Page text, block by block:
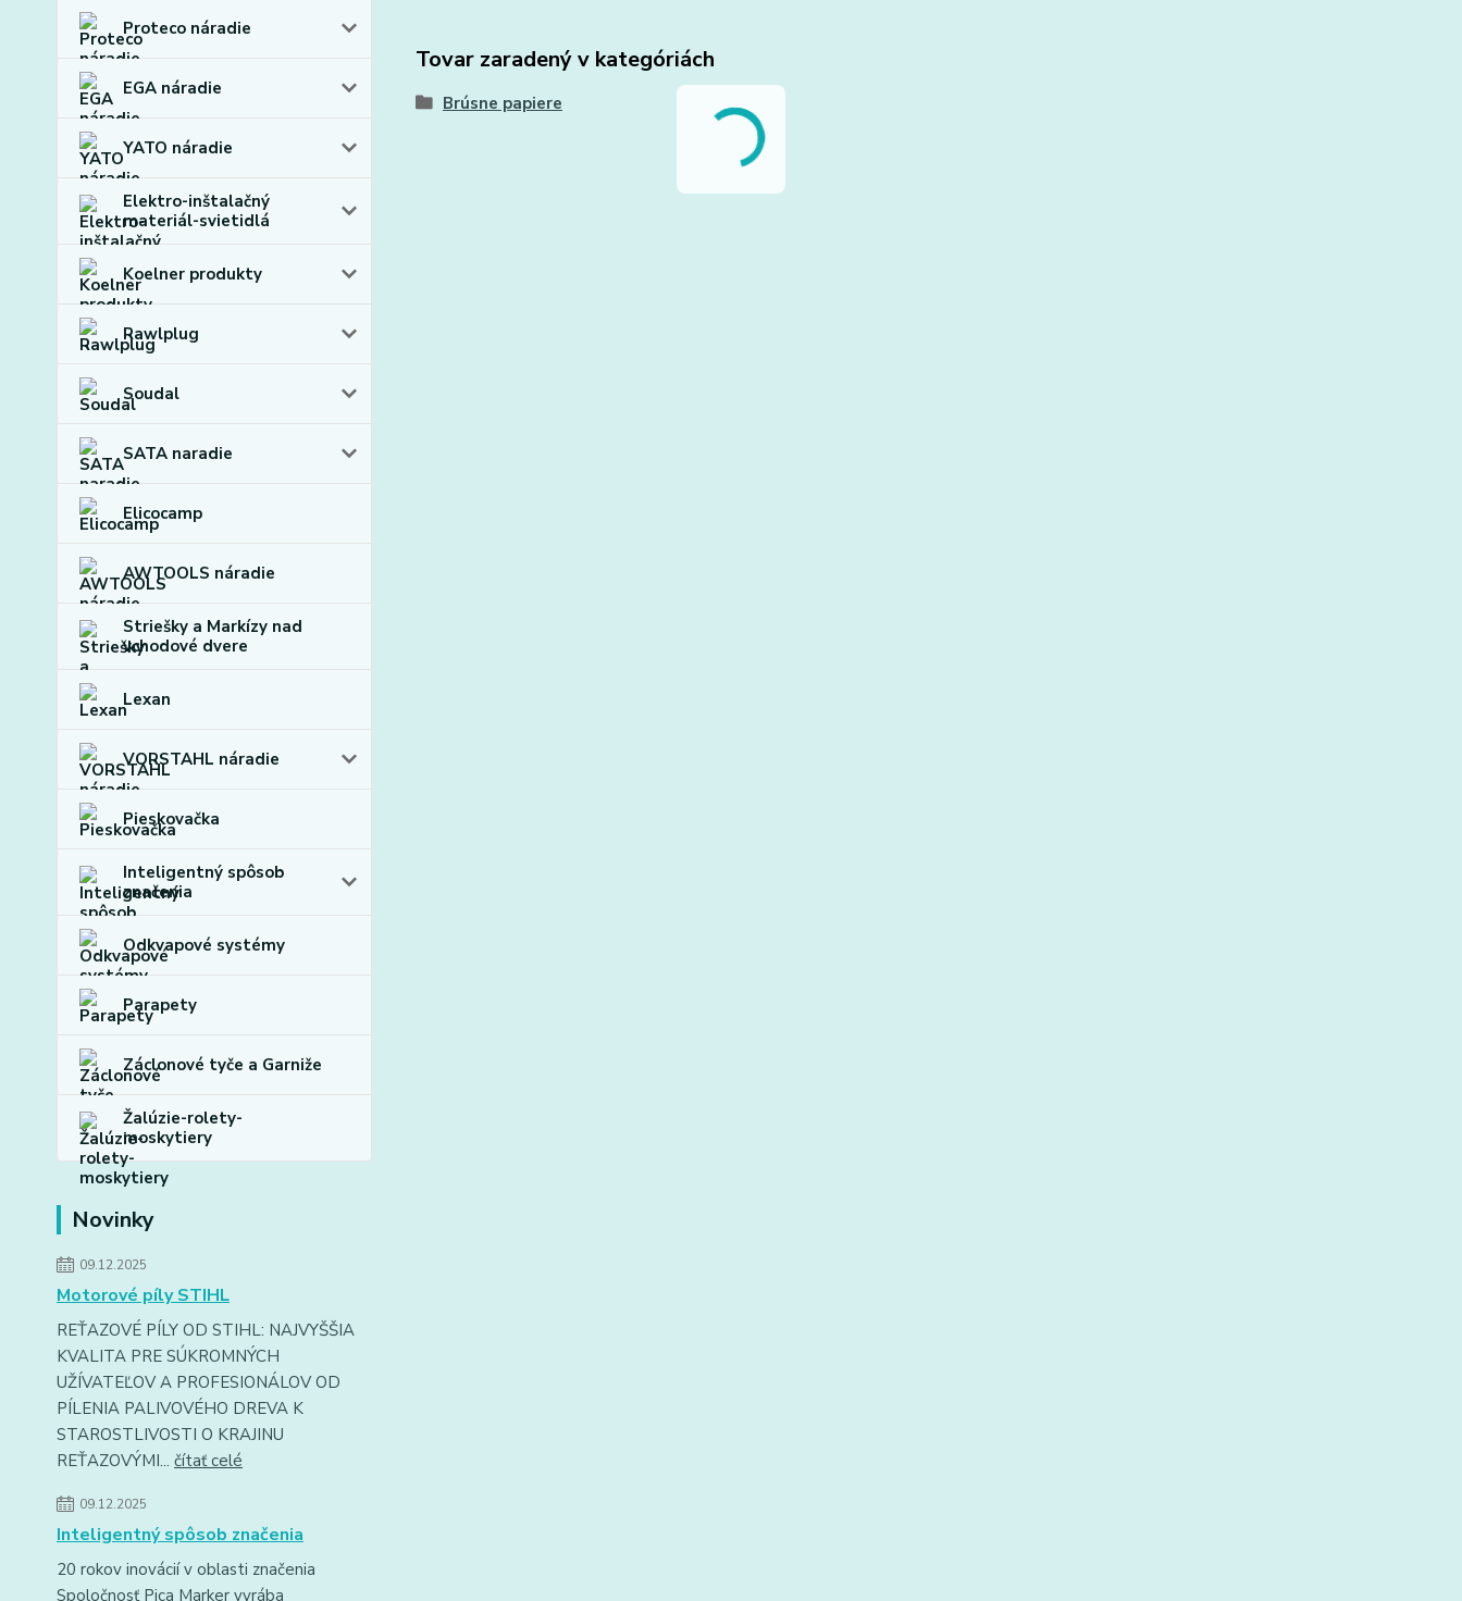
Proteco náradie
EGA náradie
YATO náradie
Elektro-inštalačný
materiál-svietidlá
Koelner produkty
Rawlplug
Soudal
SATA naradie
Elicocamp
AWTOOLS náradie
Striešky a Markízy nad
vchodové dvere
Lexan
VORSTAHL náradie
Pieskovačka
Inteligentný spôsob
značenia
Odkvapové systémy
Parapety
Záclonové tyče a Garniže
Žalúzie-rolety-
moskytiery
Novinky
09.12.2025
Motorové píly STIHL
REŤAZOVÉ PÍLY OD STIHL: NAJVYŠŠIA
KVALITA PRE SÚKROMNÝCH
UŽÍVATEĽOV A PROFESIONÁLOV OD
PÍLENIA PALIVOVÉHO DREVA K
STAROSTLIVOSTI O KRAJINU
REŤAZOVÝMI... čítať celé
09.12.2025
Inteligentný spôsob značenia
20 rokov inovácií v oblasti značenia
Spoločnosť Pica Marker vyrába
Tovar zaradený v kategóriách
Brúsne papiere